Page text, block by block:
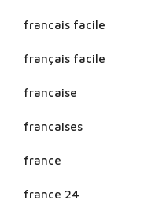
francais facile
français facile
francaise
francaises
france
france 24